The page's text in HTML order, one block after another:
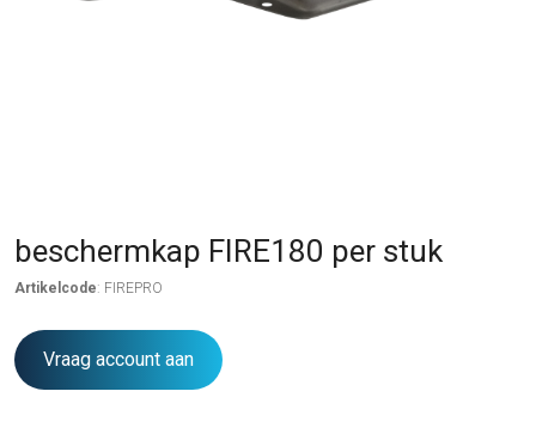
beschermkap FIRE180 per stuk
Artikelcode: FIREPRO
Vraag account aan